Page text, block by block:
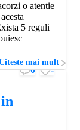
o atentie
5 reguli
mai mult
0 -